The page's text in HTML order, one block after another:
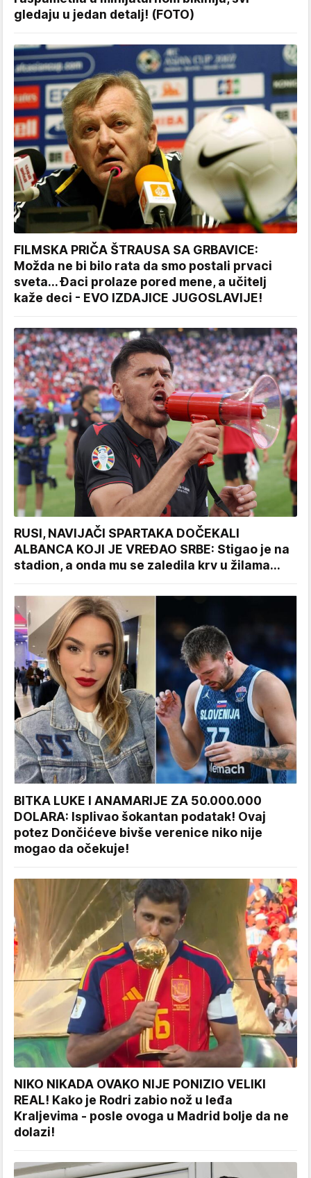
gledaju u jedan detalj! (FOTO)
FILMSKA PRIČA ŠTRAUSA SA GRBAVICE:
Možda ne bi bilo rata da smo postali prvaci
sveta... Đaci prolaze pored mene, a učitelj
kaže deci - EVO IZDAJICE JUGOSLAVIJE!
RUSI, NAVIJAČI SPARTAKA DOČEKALI
ALBANCA KOJI JE VREĐAO SRBE: Stigao je na
stadion, a onda mu se zaledila krv u žilama...
BITKA LUKE I ANAMARIJE ZA 50.000.000
DOLARA: Isplivao šokantan podatak! Ovaj
potez Dončićeve bivše verenice niko nije
mogao da očekuje!
NIKO NIKADA OVAKO NIJE PONIZIO VELIKI
REAL! Kako je Rodri zabio nož u leđa
Kraljevima - posle ovoga u Madrid bolje da ne
dolazi!